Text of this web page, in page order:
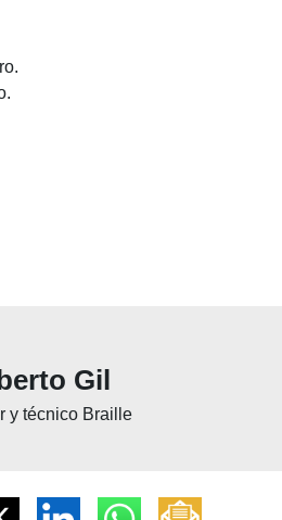
Gil
y técnico Braille